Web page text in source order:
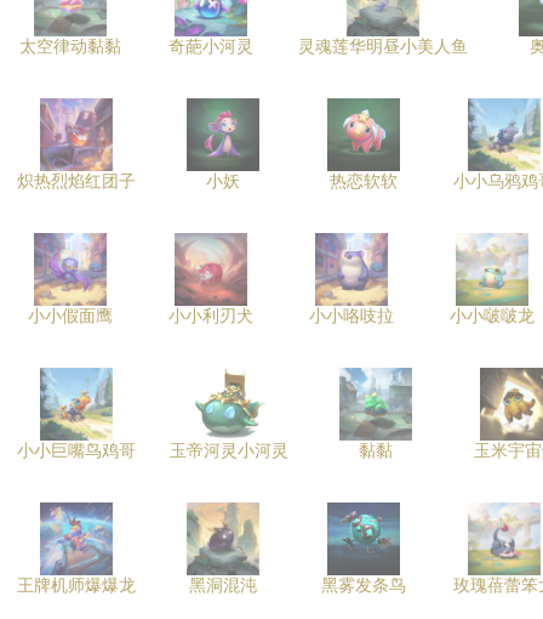
太空律动黏黏 奇葩小河灵 灵魂莲华明昼小美人鱼
炽热烈焰红团子 小妖 热恋软软 小小乌鸦鸡
小小假面鹰 小小利刃犬 小小咯吱拉 小小啵啵龙
小小巨嘴鸟鸡哥 玉帝河灵小河灵 黏黏 玉米宇
王牌机师爆爆龙 黑洞混沌 黑雾发条鸟 玫瑰蓓蕾笨